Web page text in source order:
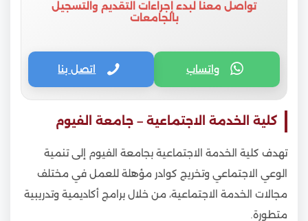
تواصل معنا لبدء إجراءات التقديم والتسجيل
بالجامعات
واتساب اتصل بنا
كلية الخدمة الاجتماعية – جامعة الفيوم
تهدف كلية الخدمة الاجتماعية بجامعة الفيوم إلى تنمية
الوعي الاجتماعي وتخريج كوادر مؤهلة للعمل في مختلف
مجالات الخدمة الاجتماعية، من خلال برامج أكاديمية وتدريبية
متطورة.